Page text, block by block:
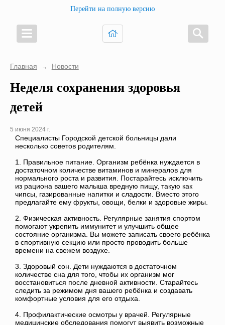
Перейти на полную версию
Главная → Новости
Неделя сохранения здоровья
детей
5 июня 2024 г.
Специалисты Городской детской больницы дали
несколько советов родителям.
1. Правильное питание. Организм ребёнка нуждается в
достаточном количестве витаминов и минералов для
нормального роста и развития. Постарайтесь исключить
из рациона вашего малыша вредную пищу, такую как
чипсы, газированные напитки и сладости. Вместо этого
предлагайте ему фрукты, овощи, белки и здоровые жиры.
2. Физическая активность. Регулярные занятия спортом
помогают укрепить иммунитет и улучшить общее
состояние организма. Вы можете записать своего ребёнка
в спортивную секцию или просто проводить больше
времени на свежем воздухе.
3. Здоровый сон. Дети нуждаются в достаточном
количестве сна для того, чтобы их организм мог
восстановиться после дневной активности. Старайтесь
следить за режимом дня вашего ребёнка и создавать
комфортные условия для его отдыха.
4. Профилактические осмотры у врачей. Регулярные
медицинские обследования помогут выявить возможные